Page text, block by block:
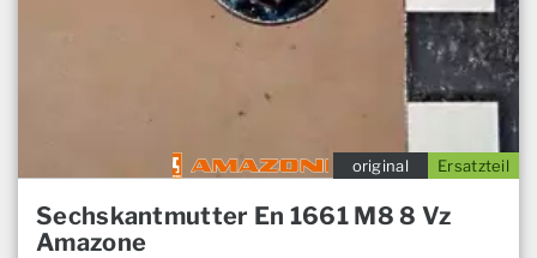
Ersatzteil
original
Sechskantmutter En 1661 M8 8 Vz
Amazone